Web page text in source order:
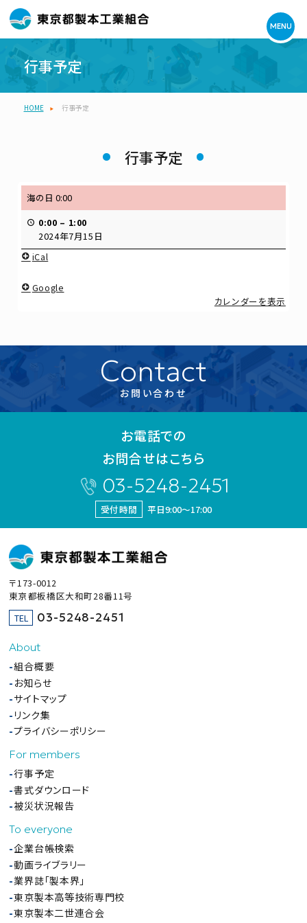
MENU
行事予定
HOME 行事予定
行事予定
海の日 0:00
0:00 – 1:00
2024年7月15日
iCal
Google
カレンダーを表示
Contact
お問い合わせ
お電話での
お問合せはこちら
03-5248-2451
受付時間 平日9:00～17:00
〒173-0012
東京都板橋区大和町28番11号
TEL
03-5248-2451
About
組合概要
お知らせ
サイトマップ
リンク集
プライバシーポリシー
For members
行事予定
書式ダウンロード
被災状況報告
To everyone
企業台帳検索
動画ライブラリー
業界誌「製本界」
東京製本高等技術専門校
東京製本二世連合会